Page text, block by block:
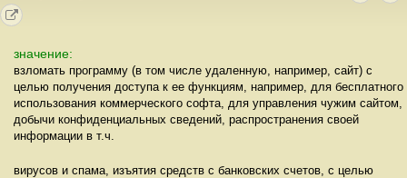
значение:
взломать программу (в том числе удаленную, например, сайт) с
целью получения доступа к ее функциям, например, для бесплатного
использования коммерческого софта, для управления чужим сайтом,
добычи конфиденциальных сведений, распространения своей
информации в т.ч.
вирусов и спама, изъятия средств с банковских счетов, с целью